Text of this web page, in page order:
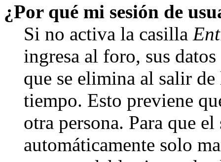
¿Por qué mi sesión de
Si no activa la casilla
ingresa al foro, sus
que se elimina al salir
tiempo. Esto previene
otra persona. Para que
automáticamente solo